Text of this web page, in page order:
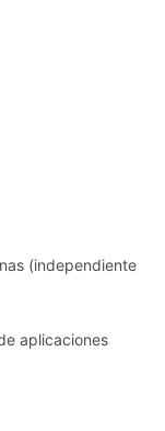
(independiente
aplicaciones